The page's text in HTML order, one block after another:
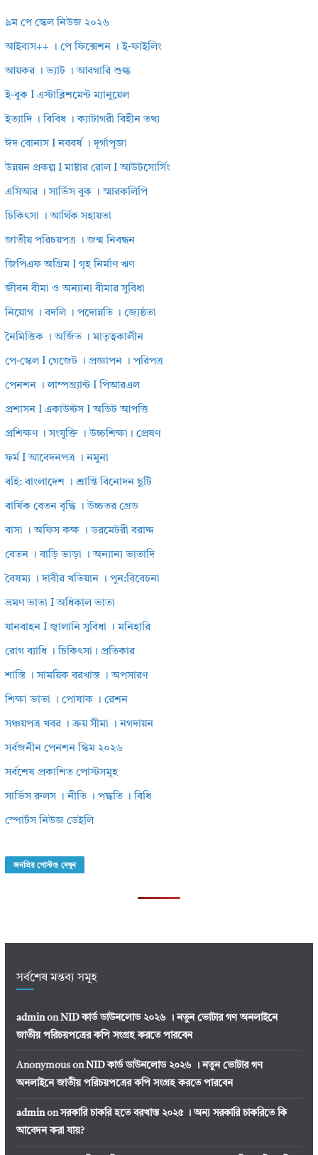
৯ম পে স্কেল নিউজ ২০২৬
আইবাস++ । পে ফিক্সেশন । ই-ফাইলিং
আয়কর । ভ্যাট । আবগারি শুল্ক
ই-বুক I এস্টাব্লিশমেন্ট ম্যানুয়েল
ইত্যাদি । বিবিধ । ক্যাটাগরী বিহীন তথ্য
ঈদ বোনাস I নববর্ষ । দূর্গাপূজা
উন্নয়ন প্রকল্প I মাষ্টার রোল I আউটসোর্সিং
এসিআর । সার্ভিস বুক । স্মারকলিপি
চিকিৎসা । আর্থিক সহায়তা
জাতীয় পরিচয়পত্র । জন্ম নিবন্ধন
জিপিএফ অগ্রিম I গৃহ নির্মাণ ঋণ
জীবন বীমা ও অন্যান্য বীমার সুবিধা
নিয়োগ । বদলি । পদোন্নতি । জ্যেষ্ঠতা
নৈমিত্তিক । অর্জিত । মাতৃত্বকালীন
পে-স্কেল I গেজেট । প্রজ্ঞাপন । পরিপত্র
পেনশন । লাম্পগ্র্যান্ট I পিআরএল
প্রশাসন I একাউন্টস I অডিট আপত্তি
প্রশিক্ষণ । সংযুক্তি । উচ্চশিক্ষা। প্রেষণ
ফর্ম I আবেদনপত্র । নমুনা
বহি: বাংলাদেশ । শ্রান্তি বিনোদন ছুটি
বার্ষিক বেতন বৃদ্ধি । উচ্চতর গ্রেড
বাসা । অফিস কক্ষ । ডরমেটরী বরাদ্দ
বেতন । বাড়ি ভাড়া । অন্যান্য ভাতাদি
বৈষম্য । দাবীর খতিয়ান । পুন:বিবেচনা
ভ্রমণ ভাতা I অধিকাল ভাতা
যানবাহন I জ্বালানি সুবিধা । মনিহারি
রোগ ব্যাধি । চিকিৎসা। প্রতিকার
শাস্তি । সাময়িক বরখাস্ত । অপসারণ
শিক্ষা ভাতা । পোষাক । রেশন
সঞ্চয়পত্র খবর । ক্রয় সীমা । নগদায়ন
সর্বজনীন পেনশন স্কিম ২০২৬
সর্বশেষ প্রকাশিত পোস্টসমূহ
সার্ভিস রুলস । নীতি । পদ্ধতি । বিধি
স্পোর্টস নিউজ ডেইলি
জনপ্রিয় পোস্টগু দেখুন
সর্বশেষ মন্তব্য সমূহ
adminonNID কার্ড ডাউনলোড ২০২৬ । নতুন ভোটার গণ অনলাইনে
জাতীয় পরিচয়পত্রের কপি সংগ্রহ করতে পারবেন
AnonymousonNID কার্ড ডাউনলোড ২০২৬ । নতুন ভোটার গণ
অনলাইনে জাতীয় পরিচয়পত্রের কপি সংগ্রহ করতে পারবেন
adminonসরকারি চাকরি হতে বরখাস্ত ২০২৫ । অন্য সরকারি চাকরিতে কি
আবেদন করা যায়?